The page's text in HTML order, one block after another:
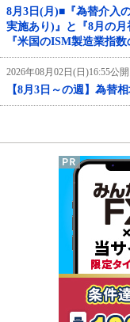
8月3日(月)■『為替介入
実施あり)』と『8月の
『米国のISM製造業指
2026年08月02日(日)16:55公開
【8月3日～の週】為替